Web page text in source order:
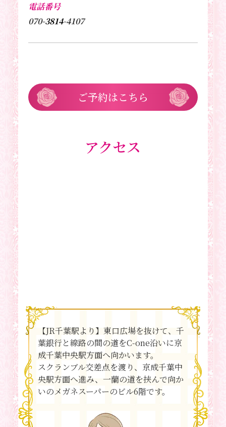
電話番号
070-3814-4107
ご予約はこちら
アクセス
【JR千葉駅より】東口広場を抜けて、千
葉銀行と線路の間の道をC-one沿いに京
成千葉中央駅方面へ向かいます。
スクランブル交差点を渡り、京成千葉中
央駅方面へ進み、一蘭の道を挟んで向か
いのメガネスーパーのビル6階です。